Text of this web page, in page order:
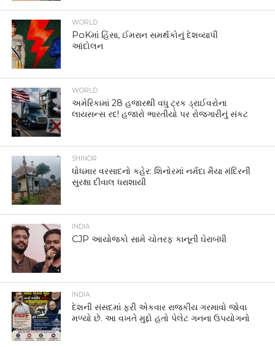
WORLD
PoKમાં હિંસા, ઈમરાન સમર્થકોનું દેશવ્યાપી
આંદોલન
WORLD
અમેરિકામાં 28 હજારથી વધુ ટ્રક ડ્રાઈવરોના
લાયસન્સ રદ! હજારો ભારતીયો પર રોજગારીનું સંકટ
SHINOR
ધોધમાર વરસાદનો કહેર: શિનોરમાં નર્મદા મૈયા મંદિરની
સુરક્ષા દીવાલ ધરાશાયી
INDIA
CJP આયોજકો સામે ચોતરફ કાનૂની ઘેરાબંધી
INDIA
દેશની સંસદમાં ફરી એકવાર રાજકીય ગરમાવો જોવા
મળ્યો છે. આ વખતે મુદ્દો હતો પેલેટ ગનના ઉપયોગનો